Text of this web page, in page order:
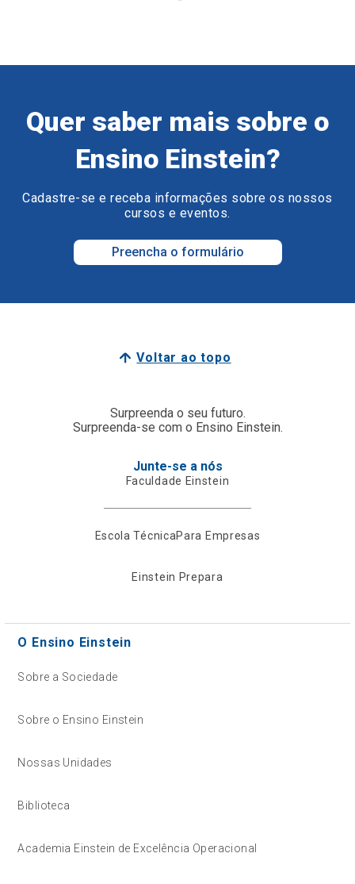
Quer saber mais sobre o
Ensino Einstein?
Cadastre-se e receba informações sobre os nossos
cursos e eventos.
Preencha o formulário
Voltar ao topo
Surpreenda o seu futuro.
Surpreenda-se com o Ensino Einstein.
Junte-se a nós
Faculdade Einstein
Escola TécnicaPara Empresas
Einstein Prepara
O Ensino Einstein
Sobre a Sociedade
Sobre o Ensino Einstein
Nossas Unidades
Biblioteca
Academia Einstein de Excelência Operacional